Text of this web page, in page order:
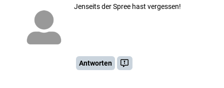
Jenseits der Spree hast vergessen!
Antworten